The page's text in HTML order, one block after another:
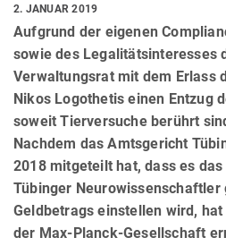
2. JANUAR 2019
Aufgrund der eigenen
sowie des Legalitätsinteresses
Verwaltungsrat mit dem Erlass
Nikos Logothetis einen Entzug
soweit Tierversuche berührt
Nachdem das Amtsgericht
2018 mitgeteilt hat, dass es
Tübinger Neurowissenschaftler
Geldbetrags einstellen wird,
der Max-Planck-Gesellschaft